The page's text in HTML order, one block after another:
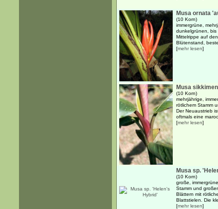
Musa ornata
(10 Korn)
immergrüne,
dunkelgrünen, bis
Mittelrippe auf
Blütenstand,
[mehr lesen]
Musa
(10 Korn)
mehrjährige,
rötlichem Stamm
Der Neuaustrieb
oftmals eine
[mehr lesen]
Musa sp.
(10 Korn)
große,
Stamm und
Blättern mit
Blattstielen. Die
[mehr lesen]